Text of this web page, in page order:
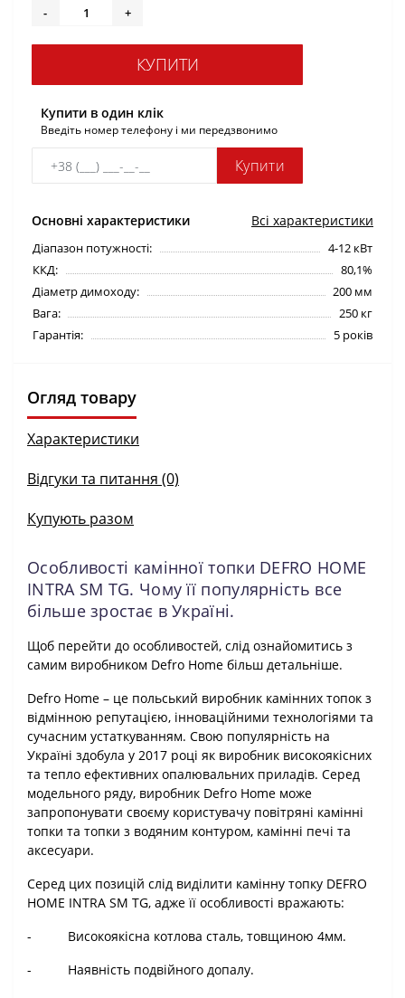
Основні характеристики Всі характеристики
Діапазон потужності:
4-12 кВт
ККД:
80,1%
Діаметр димоходу:
200 мм
Вага:
250 кг
Гарантія:
5 років
- +
КУПИТИ
Купити в один клік
Введіть номер телефону і ми передзвонимо
Купити
Огляд товару
Характеристики
Відгуки та питання (0)
Купують разом
Особливості камінної топки DEFRO HOME
INTRA SM TG. Чому її популярність все
більше зростає в Україні.
Щоб перейти до особливостей, слід ознайомитись з
самим виробником Defro Home більш детальніше.
Defro Home – це польський виробник камінних топок з
відмінною репутацією, інноваційними технологіями та
сучасним устаткуванням. Свою популярність на
Україні здобула у 2017 році як виробник високоякісних
та тепло ефективних опалювальних приладів. Серед
модельного ряду, виробник Defro Home може
запропонувати своєму користувачу повітряні камінні
топки та топки з водяним контуром, камінні печі та
аксесуари.
Серед цих позицій слід виділити камінну топку DEFRO
HOME INTRA SM TG, адже її особливості вражають:
-
Високоякісна котлова сталь, товщиною 4мм.
-
Наявність подвійного допалу.